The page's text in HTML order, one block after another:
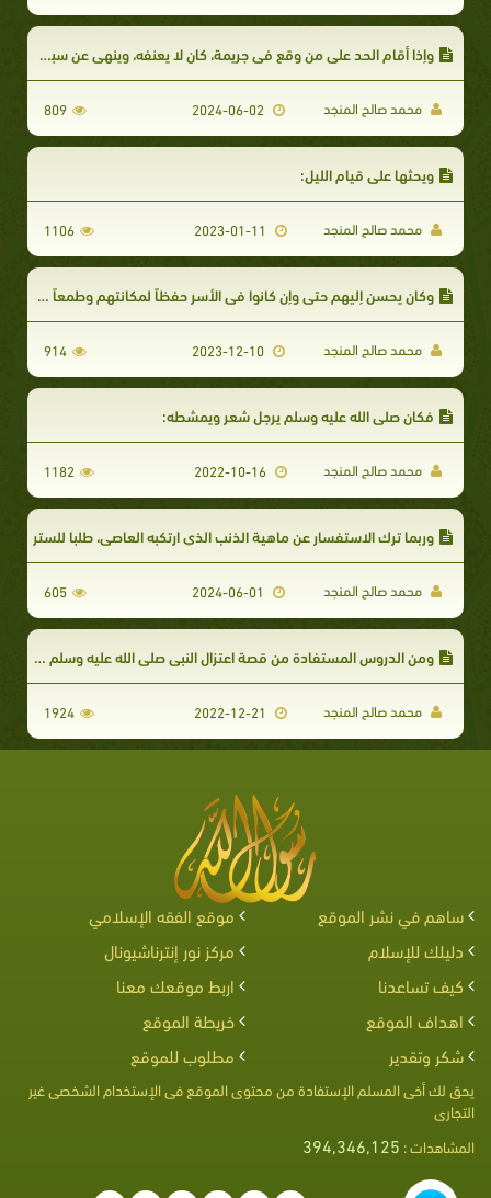
وإذا أقام الحد على من وقع في جريمة، كان لا يعنفه، وينهى عن سبه ولعنه
محمد صالح المنجد 809
ويحثها على قيام الليل:
محمد صالح المنجد 1106
وكان يحسن إليهم حتى وإن كانوا في الأسر حفظاً لمكانتهم وطمعاً في إسلامهم
محمد صالح المنجد 2023-12-10
914
فكان صلى الله عليه وسلم يرجل شعر ويمشطه:
محمد صالح المنجد 2022-10-16
1182
وربما ترك الاستفسار عن ماهية الذنب الذي ارتكبه العاصي، طلبا للستر
محمد صالح المنجد 605
ومن الدروس المستفادة من قصة اعتزال النبي صلى الله عليه وسلم نساءه: أن أسلوب الهجر من أساليب معالجة المشكلات الزوجية.
محمد صالح المنجد 1924
ساهم في نشر الموقع
موقع الفقه الإسلامي
دليلك للإسلام
مركز نور إنترناشيونال
كيف تساعدنا
اربط موقعك معنا
اهداف الموقع
خريطة الموقع
شكر وتقدير
مطلوب للموقع
يحق لك أخى المسلم الإستفادة من محتوى الموقع فى الإستخدام الشخصى غير
التجارى
المشاهدات : 394,346,125